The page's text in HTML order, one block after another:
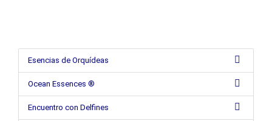
Esencias de Orquídeas
Ocean Essences ®
Encuentro con Delfines